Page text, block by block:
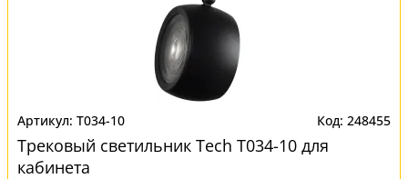
T034-10 248455
Трековый светильник Tech T034-10 для
кабинета